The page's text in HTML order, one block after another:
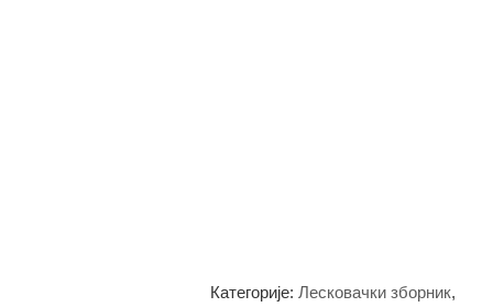
Категорије:Лесковачки зборник,